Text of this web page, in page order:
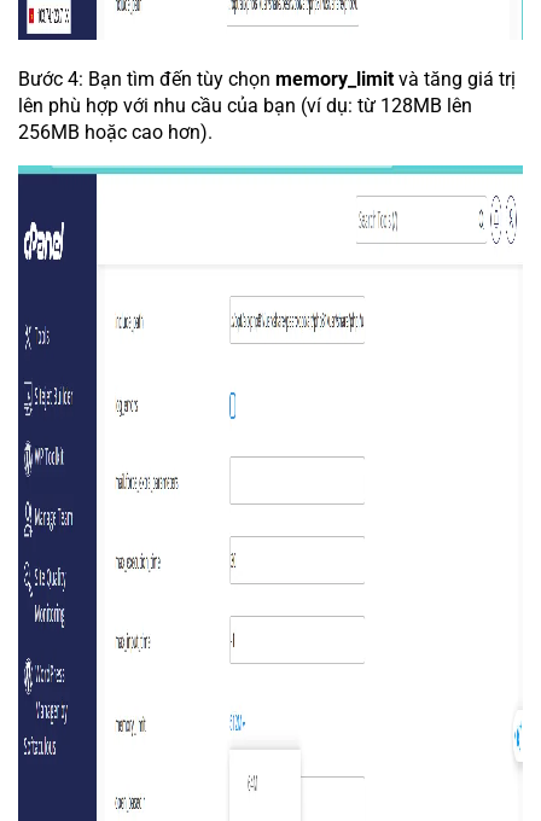
Bước 4: Bạn tìm đến tùy chọn memory_limitvà tăng giá trị
lên phù hợp với nhu cầu của bạn (ví dụ: từ 128MB lên
256MB hoặc cao hơn).